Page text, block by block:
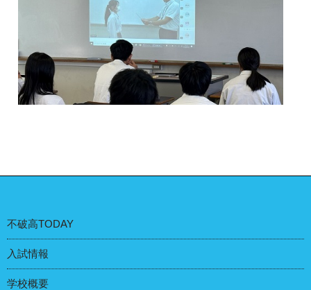
不破高TODAY
入試情報
学校概要